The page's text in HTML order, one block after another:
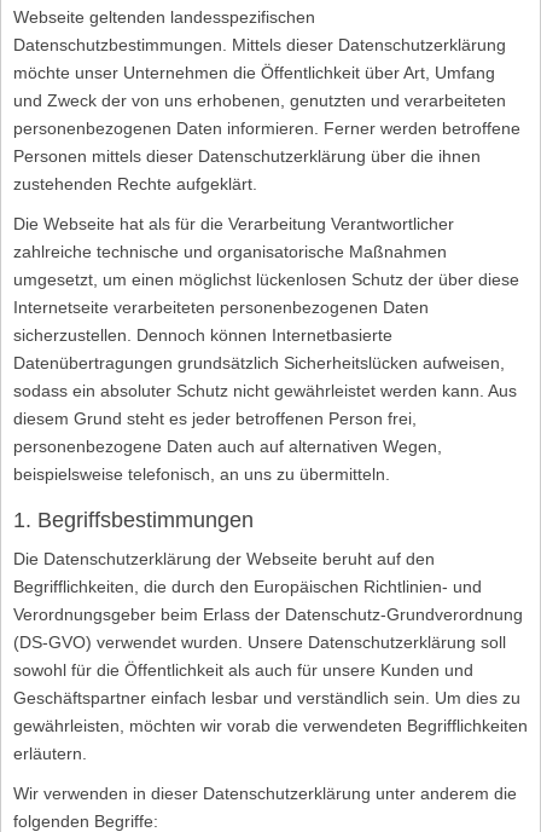
Webseite geltenden landesspezifischen
Datenschutzbestimmungen. Mittels dieser Datenschutzerklärung
möchte unser Unternehmen die Öffentlichkeit über Art, Umfang
und Zweck der von uns erhobenen, genutzten und verarbeiteten
personenbezogenen Daten informieren. Ferner werden betroffene
Personen mittels dieser Datenschutzerklärung über die ihnen
zustehenden Rechte aufgeklärt.
Die Webseite hat als für die Verarbeitung Verantwortlicher
zahlreiche technische und organisatorische Maßnahmen
umgesetzt, um einen möglichst lückenlosen Schutz der über diese
Internetseite verarbeiteten personenbezogenen Daten
sicherzustellen. Dennoch können Internetbasierte
Datenübertragungen grundsätzlich Sicherheitslücken aufweisen,
sodass ein absoluter Schutz nicht gewährleistet werden kann. Aus
diesem Grund steht es jeder betroffenen Person frei,
personenbezogene Daten auch auf alternativen Wegen,
beispielsweise telefonisch, an uns zu übermitteln.
1. Begriffsbestimmungen
Die Datenschutzerklärung der Webseite beruht auf den
Begrifflichkeiten, die durch den Europäischen Richtlinien- und
Verordnungsgeber beim Erlass der Datenschutz-Grundverordnung
(DS-GVO) verwendet wurden. Unsere Datenschutzerklärung soll
sowohl für die Öffentlichkeit als auch für unsere Kunden und
Geschäftspartner einfach lesbar und verständlich sein. Um dies zu
gewährleisten, möchten wir vorab die verwendeten Begrifflichkeiten
erläutern.
Wir verwenden in dieser Datenschutzerklärung unter anderem die
folgenden Begriffe: